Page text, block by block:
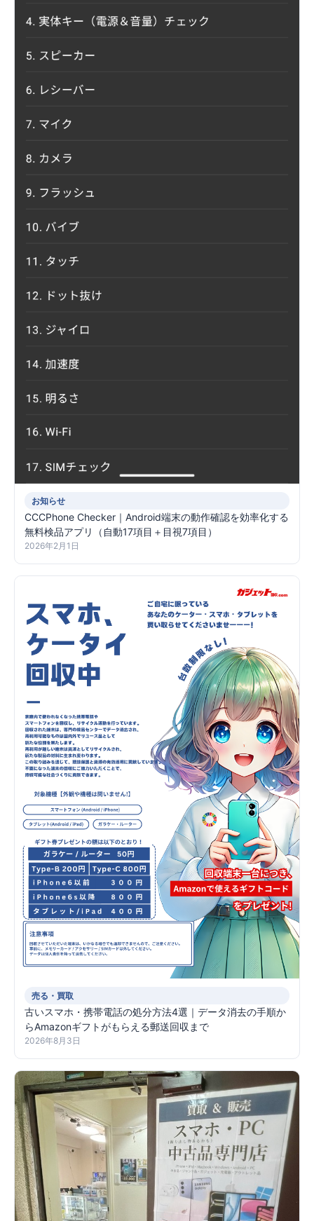
お知らせ
CCCPhone Checker｜Android端末の動作確認を効率化する
無料検品アプリ（自動17項目＋目視7項目）
2026年2月1日
売る・買取
古いスマホ・携帯電話の処分方法4選｜データ消去の手順か
らAmazonギフトがもらえる郵送回収まで
2026年8月3日